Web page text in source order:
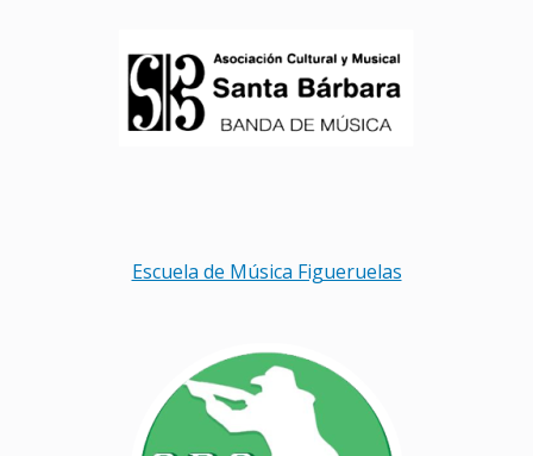
Escuela de Música Figueruelas